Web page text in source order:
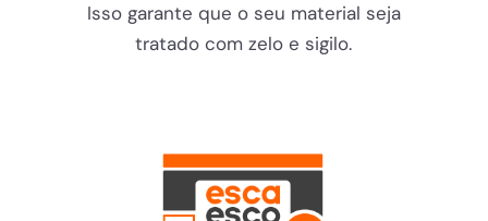
Isso garante que o seu material seja
tratado com zelo e sigilo.